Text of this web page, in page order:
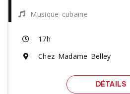
Musique cubaine
17h
Chez Madame Belley
DÉTAILS